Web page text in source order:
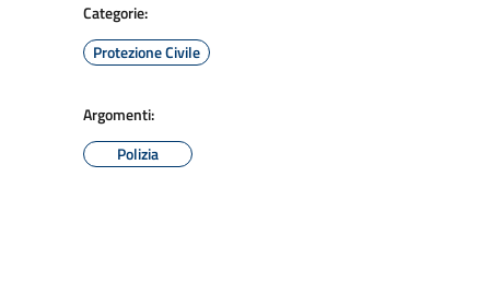
Categorie:
Protezione Civile
Argomenti:
Polizia